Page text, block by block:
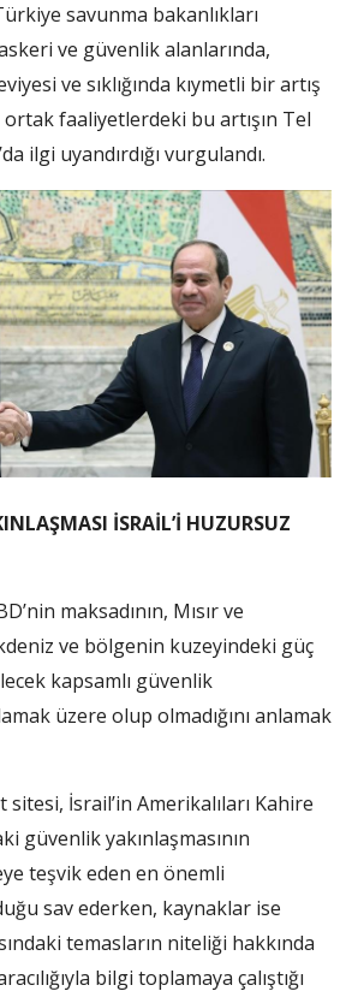
savunma bakanlıkları
ve güvenlik alanlarında,
ve sıklığında kıymetli bir artış
faaliyetlerdeki bu artışın Tel
ilgi uyandırdığı vurgulandı.
İSRAİL’İ HUZURSUZ
maksadının, Mısır ve
ve bölgenin kuzeyindeki güç
kapsamlı güvenlik
üzere olup olmadığını anlamak
İsrail’in Amerikalıları Kahire
güvenlik yakınlaşmasının
teşvik eden en önemli
sav ederken, kaynaklar ise
temasların niteliği hakkında
bilgi toplamaya çalıştığı